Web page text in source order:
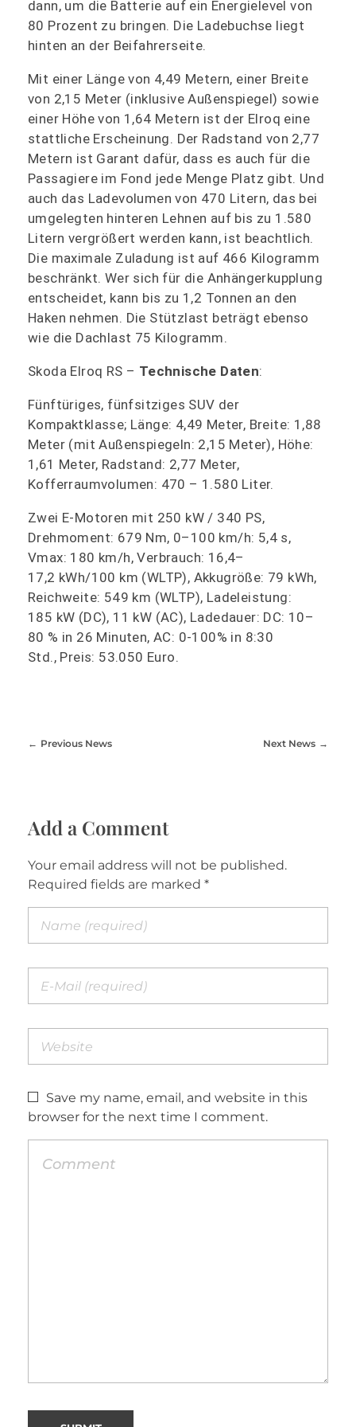
dann, um die Batterie auf ein Energielevel von
80 Prozent zu bringen. Die Ladebuchse liegt
hinten an der Beifahrerseite.
Mit einer Länge von 4,49 Metern, einer Breite
von 2,15 Meter (inklusive Außenspiegel) sowie
einer Höhe von 1,64 Metern ist der Elroq eine
stattliche Erscheinung. Der Radstand von 2,77
Metern ist Garant dafür, dass es auch für die
Passagiere im Fond jede Menge Platz gibt. Und
auch das Ladevolumen von 470 Litern, das bei
umgelegten hinteren Lehnen auf bis zu 1.580
Litern vergrößert werden kann, ist beachtlich.
Die maximale Zuladung ist auf 466 Kilogramm
beschränkt. Wer sich für die Anhängerkupplung
entscheidet, kann bis zu 1,2 Tonnen an den
Haken nehmen. Die Stützlast beträgt ebenso
wie die Dachlast 75 Kilogramm.
Skoda Elroq RS – Technische Daten:
Fünftüriges, fünfsitziges SUV der
Kompaktklasse; Länge: 4,49 Meter, Breite: 1,88
Meter (mit Außenspiegeln: 2,15 Meter), Höhe:
1,61 Meter, Radstand: 2,77 Meter,
Kofferraumvolumen: 470 – 1.580 Liter.
Zwei E-Motoren mit 250 kW / 340 PS,
Drehmoment: 679 Nm, 0–100 km/h: 5,4 s,
Vmax: 180 km/h, Verbrauch: 16,4–
17,2 kWh/100 km (WLTP), Akkugröße: 79 kWh,
Reichweite: 549 km (WLTP), Ladeleistung:
185 kW (DC), 11 kW (AC), Ladedauer: DC: 10–
80 % in 26 Minuten, AC: 0-100% in 8:30
Std., Preis: 53.050 Euro.
Previous News Next News
Add a Comment
Your email address will not be published.
Required fields are marked *
Save my name, email, and website in this
browser for the next time I comment.